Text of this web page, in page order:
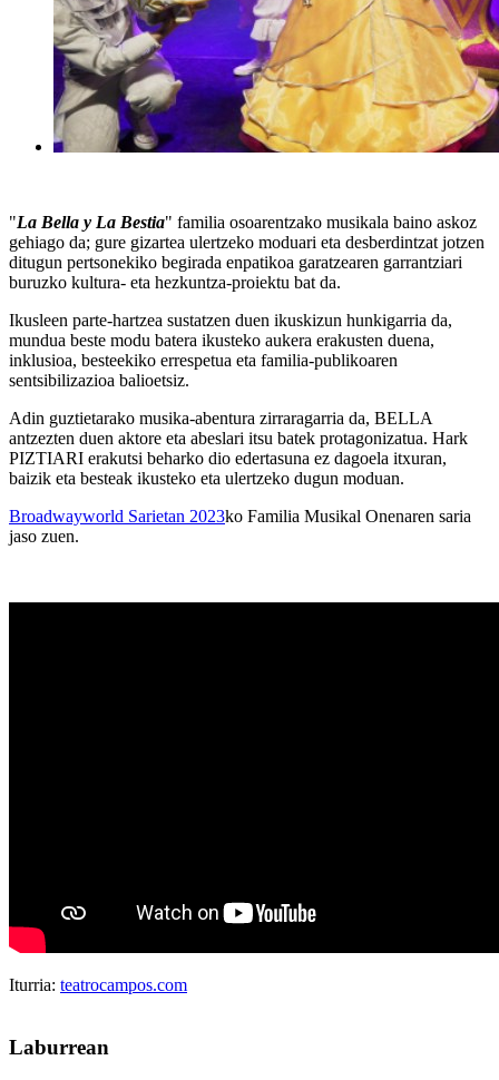
"La Bella y La Bestia" familia osoarentzako musikala baino askoz
gehiago da; gure gizartea ulertzeko moduari eta desberdintzat jotzen
ditugun pertsonekiko begirada enpatikoa garatzearen garrantziari
buruzko kultura- eta hezkuntza-proiektu bat da.
Ikusleen parte-hartzea sustatzen duen ikuskizun hunkigarria da,
mundua beste modu batera ikusteko aukera erakusten duena,
inklusioa, besteekiko errespetua eta familia-publikoaren
sentsibilizazioa balioetsiz.
Adin guztietarako musika-abentura zirraragarria da, BELLA
antzezten duen aktore eta abeslari itsu batek protagonizatua. Hark
PIZTIARI erakutsi beharko dio edertasuna ez dagoela itxuran,
baizik eta besteak ikusteko eta ulertzeko dugun moduan.
Broadwayworld Sarietan 2023ko Familia Musikal Onenaren saria
jaso zuen.
Iturria: teatrocampos.com
Laburrean